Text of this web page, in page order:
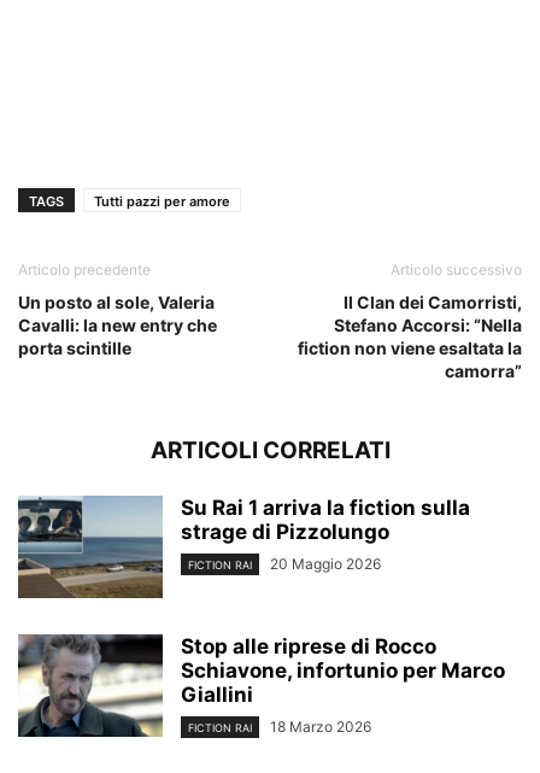
TAGS Tutti pazzi per amore
Articolo precedente
Un posto al sole, Valeria
Cavalli: la new entry che
porta scintille
Articolo successivo
Il Clan dei Camorristi,
Stefano Accorsi: “Nella
fiction non viene esaltata la
camorra”
ARTICOLI CORRELATI
Su Rai 1 arriva la fiction sulla
strage di Pizzolungo
FICTION RAI 20 Maggio 2026
Stop alle riprese di Rocco
Schiavone, infortunio per Marco
Giallini
FICTION RAI 18 Marzo 2026